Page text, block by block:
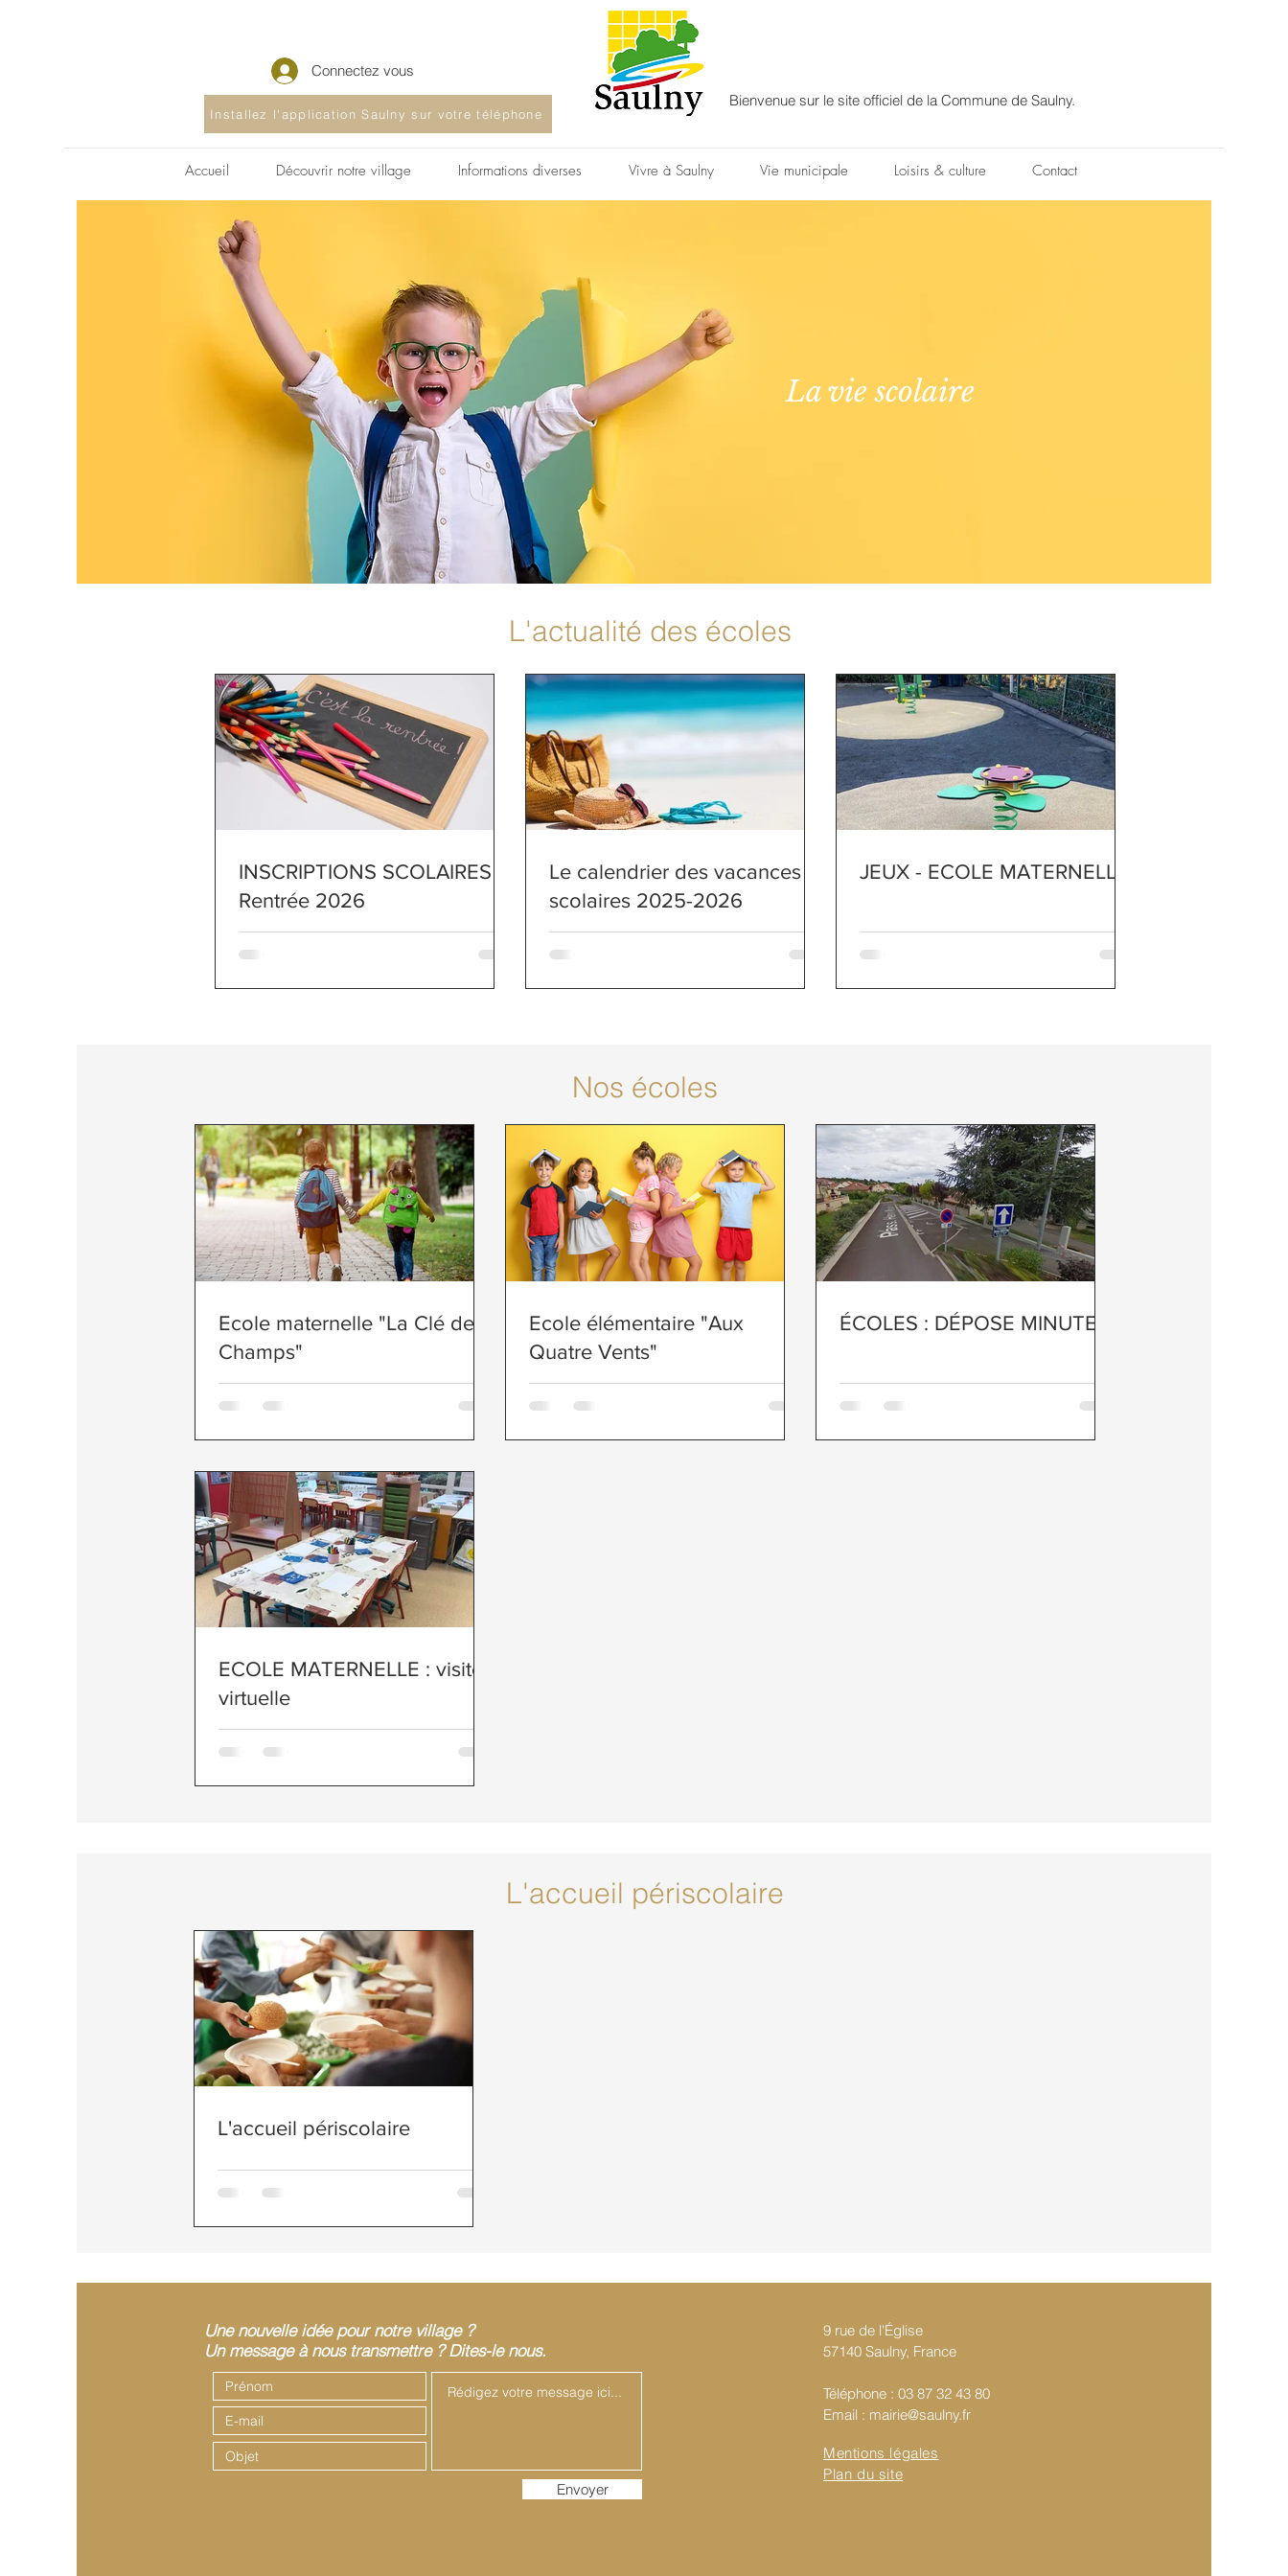
Connectez vous
Installez l'application Saulny sur votre téléphone
Bienvenue sur le site officiel de la Commune de Saulny.
Accueil Découvrir notre village Informations diverses Vivre à Saulny Vie municipale Loisirs & culture Contact
La vie scolaire
L'actualité des écoles
INSCRIPTIONS SCOLAIRES :
Rentrée 2026
Le calendrier des vacances
scolaires 2025-2026
JEUX - ECOLE MATERNELLE
Nos écoles
Ecole maternelle "La Clé des
Champs"
Ecole élémentaire "Aux
Quatre Vents"
ÉCOLES : DÉPOSE MINUTE
ECOLE MATERNELLE : visite
virtuelle
L'accueil périscolaire
L'accueil périscolaire
Une nouvelle idée pour notre village ?
Un message à nous transmettre ? Dites-le nous.
Envoyer
9 rue de l'Église
57140 Saulny, France
Téléphone : 03 87 32 43 80
Email : mairie@saulny.fr
Mentions légales
Plan du site